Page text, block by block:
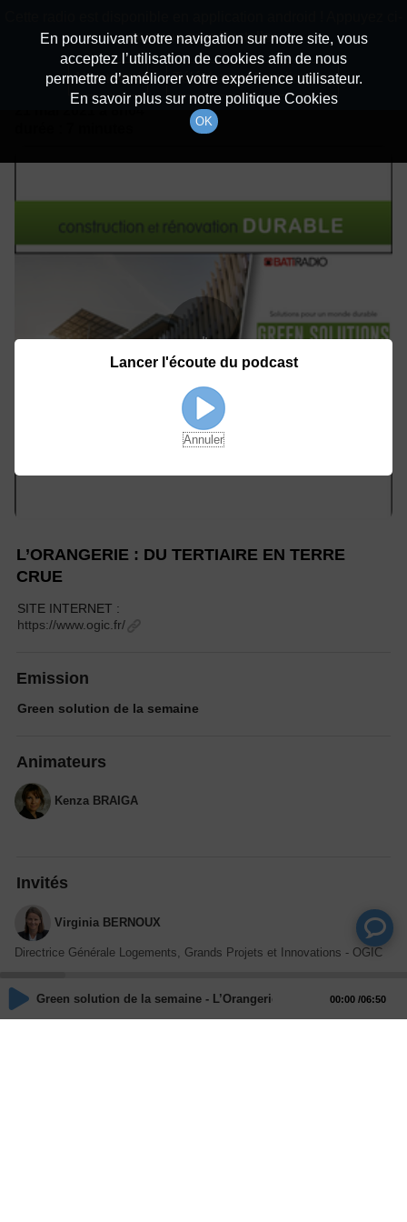
Détails De L'épisode
à 8h04
L’ORANGERIE : DU TERTIAIRE EN TERRE
CRUE
SITE INTERNET :
https://www.ogic.fr/
Emission
Green solution de la semaine
Animateurs
Kenza BRAIGA
Invités
Virginia BERNOUX
Directrice Générale Logements, Grands Projets et Innovations - OGIC
Actions
Green solution de la semaine - L’Orangerie : du tertiaire en terre
00:00 06:50
En poursuivant votre navigation sur notre site, vous
acceptez l’utilisation de cookies afin de nous
permettre d’améliorer votre expérience utilisateur.
En savoir plus sur notre politique Cookies
OK
dessous pour l'installer.
Non merci Télécharger l'application
Lancer l'écoute du podcast
Annuler